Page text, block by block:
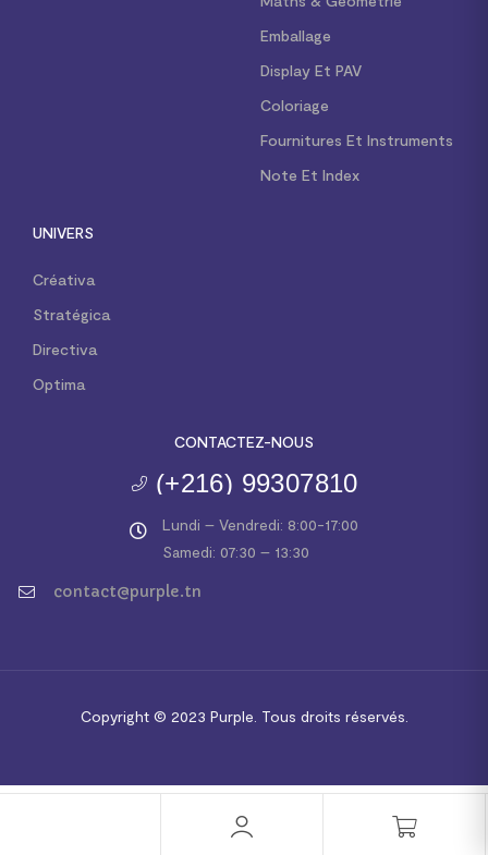
Emballage
Display Et PAV
Coloriage
Fournitures Et Instruments
Note Et Index
UNIVERS
Créativa
Stratégica
Directiva
Optima
CONTACTEZ-NOUS
(+216) 99307810
Lundi – Vendredi: 8:00-17:00
Samedi: 07:30 – 13:30
contact@purple.tn
Copyright © 2023 Purple. Tous droits réservés.